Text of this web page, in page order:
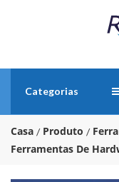
Categorias
Casa Produto
Ferramentas De